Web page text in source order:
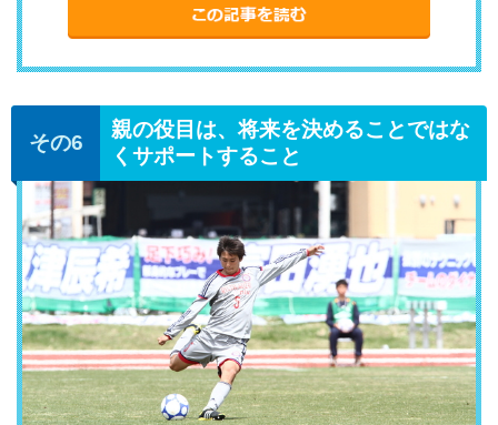
親の役目は、将来を決めることではな
くサポートすること